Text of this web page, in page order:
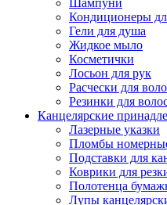
Шампуни
Кондиционеры
Гели для душа
Жидкое мыло
Косметички
Лосьон для рук
Расчески для
Резинки для
Канцелярские
Лазерные указки
Пломбы
Подставки для
Коврики для
Полотенца
Лупы